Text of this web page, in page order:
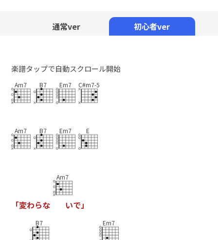
通常ver 初心者ver
楽譜タップで自動スクロール開始
Am7 B7 Em7 C#m7-5
Am7 B7 Em7 E
「変わらな
Am7
いで 」
B7 Em7